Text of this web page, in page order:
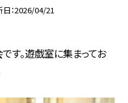
日 2026/04/21
す。遊戯室に集まってお